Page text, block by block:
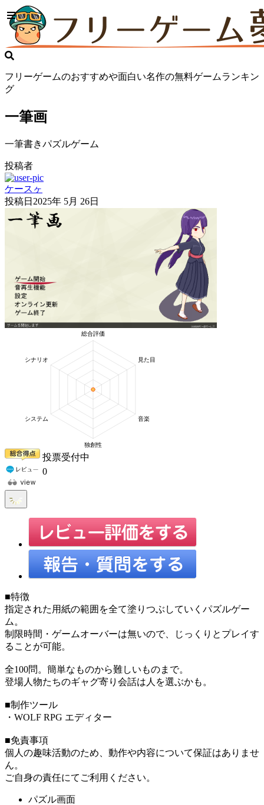
フリーゲームのおすすめや面白い名作の無料ゲームランキン
グ
一筆画
一筆書きパズルゲーム
投稿者
ケースヶ
投稿日 2025年 5月 26日
投票受付中
0
■特徴
指定された用紙の範囲を全て塗りつぶしていくパズルゲー
ム。
制限時間・ゲームオーバーは無いので、じっくりとプレイす
ることが可能。
全100問。簡単なものから難しいものまで。
登場人物たちのギャグ寄り会話は人を選ぶかも。
■制作ツール
・WOLF RPG エディター
■免責事項
個人の趣味活動のため、動作や内容について保証はありませ
ん。
ご自身の責任にてご利用ください。
パズル画面